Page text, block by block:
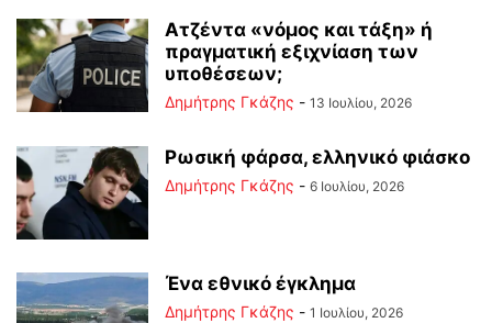
Ατζέντα «νόμος και τάξη» ή
πραγματική εξιχνίαση των
υποθέσεων;
Δημήτρης Γκάζης - 13 Ιουλίου, 2026
Ρωσική φάρσα, ελληνικό φιάσκο
Δημήτρης Γκάζης - 6 Ιουλίου, 2026
Ένα εθνικό έγκλημα
Δημήτρης Γκάζης - 1 Ιουλίου, 2026